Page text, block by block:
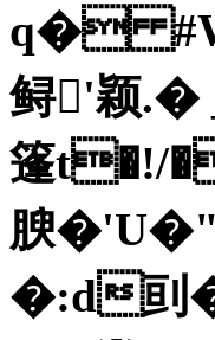
q�
鲟'颖.�
篷t�!/
腴
�:d刯